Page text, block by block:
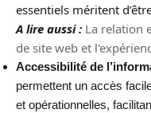
essentiels méritent
A lire aussi : La relation
de site web et
Accessibilité de
permettent un accès
et opérationnelles,